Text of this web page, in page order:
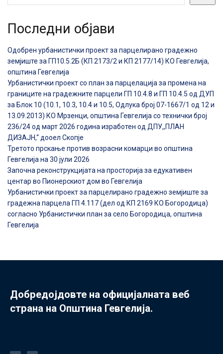
Последни објави
Одобрен урбанистички проект за парцелирано градежно
земјиште за ГП10.5.2Б (КП 2173/2 и КП 2177/14) КО Гевгелија,
општина Гевгелија
Урбанистички проект со план за парцелација за промена на
границите на градежните парцели ГП 10.4.8 и ГП 10.4.5 од ДУП
за Блок 10 (10.1, 10.3, 10.4 и 10.5, Одлука број 07-1667/1 од 12 и
13.09.2013) КО Мрзенци, општина Гевгелија со технички број
236/24 од март 2026 година изработен од ДПУ,,ПЛАН
ДИЗАЈН,“ дооел Скопје
Третото прскање против возрасни комарци во општина
Гевгелија на 30 јули 2026
Започна реконструкцијата на просторија за едукативен
центар во Пионерскиот дом во Гевгелија
Урбанистички проект за парцелирано градежно земјиште за
градежна парцела ГП 4.117 (дел од КП 2169 КО Богородица)
согласно Урбанистички план за село Богородица, општина
Гевгелија
Добредојдовте на официјалната веб
страна на Општина Гевгелија.